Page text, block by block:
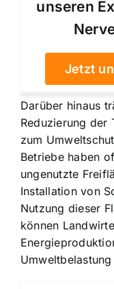
unseren
Jetzt
Darüber hinaus
Reduzierung der
zum
Betriebe haben
ungenutzte
Installation von
Nutzung dieser
können